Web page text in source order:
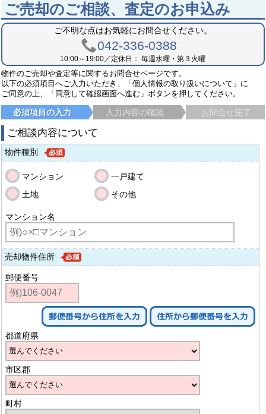
ご売却のご相談、査定のお申込み
ご不明な点はお気軽にお問合せください。
042-336-0388
10:00～19:00／定休日： 毎週水曜・第３火曜
物件のご売却や査定等に関するお問合せページです。
以下の必須項目へご入力いただき、「個人情報の取り扱いについて」に
ご同意の上、「同意して確認画面へ進む」ボタンを押してください。
必須項目の入力 入力内容の確認 お問合せ完了
ご相談内容について
物件種別
マンション
一戸建て
土地
その他
マンション名
売却物件住所
郵便番号
都道府県
市区郡
町村